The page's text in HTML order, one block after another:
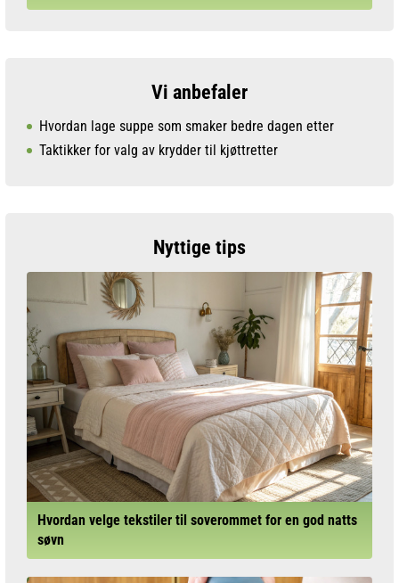
Vi anbefaler
Hvordan lage suppe som smaker bedre dagen etter
Taktikker for valg av krydder til kjøttretter
Nyttige tips
Hvordan velge tekstiler til soverommet for en god natts
søvn